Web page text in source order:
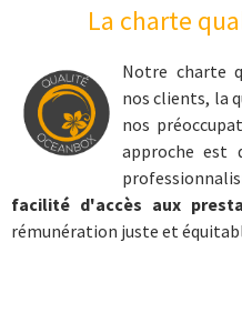
coffret
cadeau
coffret
coffret
La charte
Notre charte
nos clients, la
nos
approche est
facilité d'accès aux
rémunération juste et